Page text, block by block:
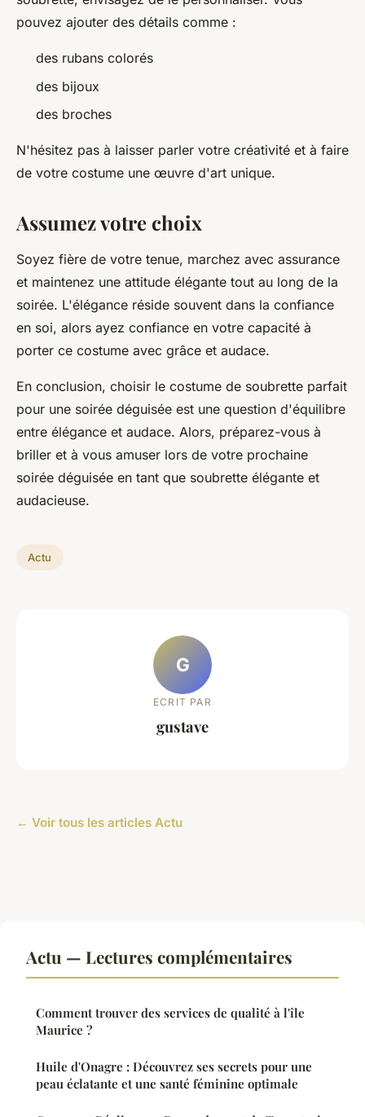
pouvez ajouter des détails comme :
des rubans colorés
des bijoux
des broches
N'hésitez pas à laisser parler votre créativité et à faire
de votre costume une œuvre d'art unique.
Assumez votre choix
Soyez fière de votre tenue, marchez avec assurance
et maintenez une attitude élégante tout au long de la
soirée. L'élégance réside souvent dans la confiance
en soi, alors ayez confiance en votre capacité à
porter ce costume avec grâce et audace.
En conclusion, choisir le costume de soubrette parfait
pour une soirée déguisée est une question d'équilibre
entre élégance et audace. Alors, préparez-vous à
briller et à vous amuser lors de votre prochaine
soirée déguisée en tant que soubrette élégante et
audacieuse.
Actu
G
ECRIT PAR
gustave
← Voir tous les articles Actu
Actu — Lectures complémentaires
Comment trouver des services de qualité à l'île
Maurice ?
Huile d'Onagre : Découvrez ses secrets pour une
peau éclatante et une santé féminine optimale